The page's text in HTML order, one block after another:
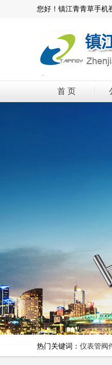
您好！镇江青青草手机
首 页
热门关键词： 仪表管阀